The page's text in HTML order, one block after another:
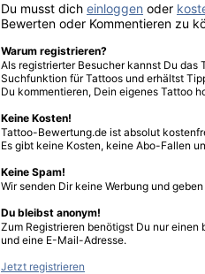
Du musst dich einloggen oder
Bewerten oder Kommentieren zu
Warum registrieren?
Als registrierter Besucher kannst Du
Suchfunktion für Tattoos und erhältst
Du kommentieren, Dein eigenes Tattoo
Keine Kosten!
Tattoo-Bewertung.de ist absolut
Es gibt keine Kosten, keine Abo-Fallen
Keine Spam!
Wir senden Dir keine Werbung und
Du bleibst anonym!
Zum Registrieren benötigst Du nur einen
und eine E-Mail-Adresse.
Jetzt registrieren